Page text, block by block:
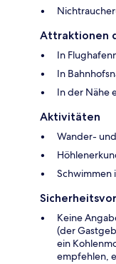
Attraktionen
In
In
In der Nähe
Aktivitäten
Wander-
Schwimmen
Keine
(der
ein
empfehlen,